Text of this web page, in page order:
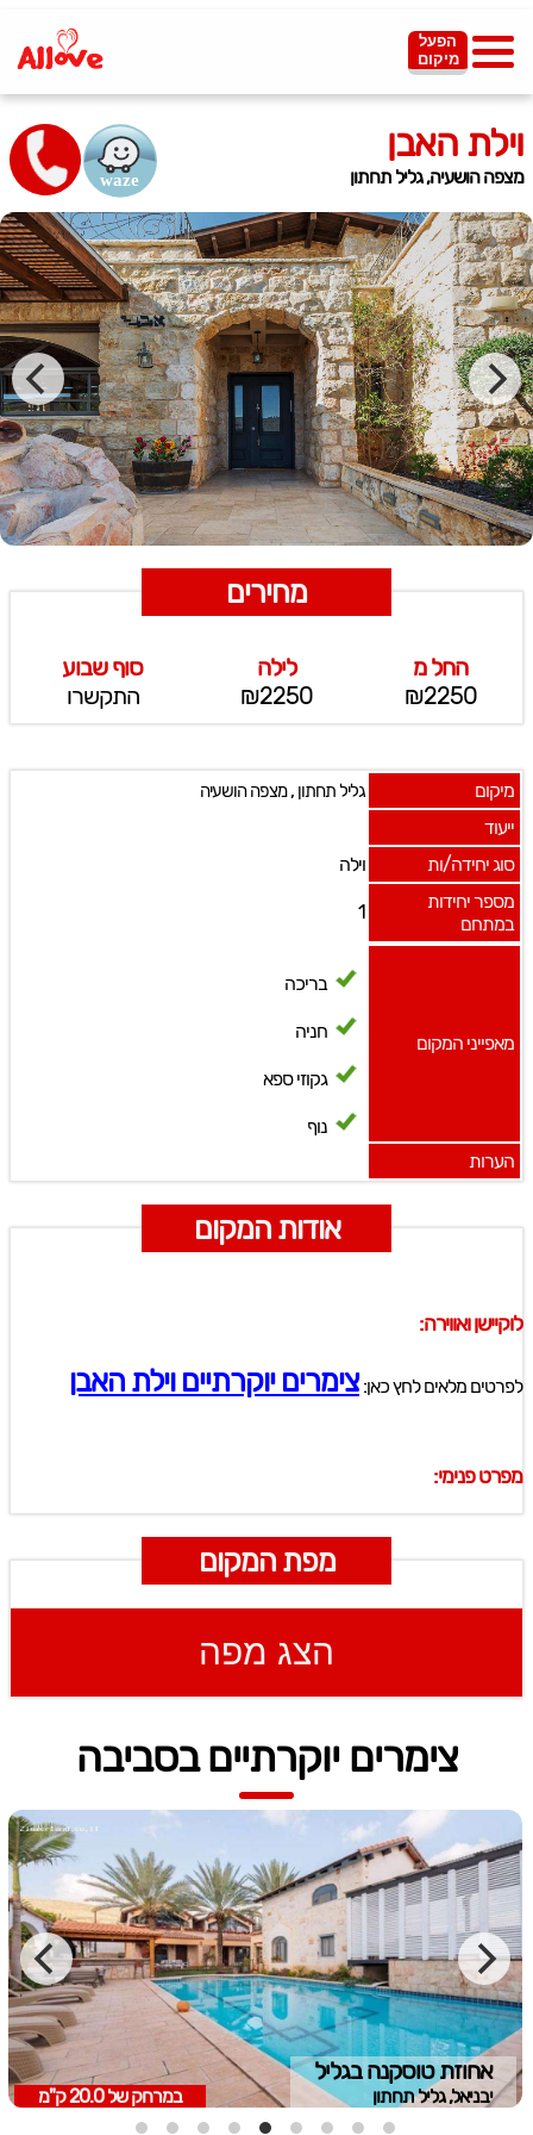
הפעל
מיקום
וילת האבן
מצפה הושעיה, גליל תחתון
מחירים
החל מ
₪2250
לילה
₪2250
סוף שבוע
התקשרו
מיקום גליל תחתון,מצפה הושעיה
ייעוד
סוג יחידה/ות
וילה
מספר יחידות
במתחם
1
מאפייני המקום
בריכה
חניה
גקוזי ספא
נוף
הערות
אודות המקום
לוקיישן ואווירה:
לפרטים מלאים לחץ כאן:צימרים יוקרתיים וילת האבן
מפרט פנימי:
מפת המקום
הצג מפה
צימרים יוקרתיים בסביבה
אחוזת טוסקנה בגליל
יבניאל, גליל תחתון במרחק של 20.0 ק"מ